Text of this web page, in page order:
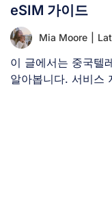
eSIM 가이드
Mia Moore
이 글에서는 중국텔
알아봅니다. 서비스